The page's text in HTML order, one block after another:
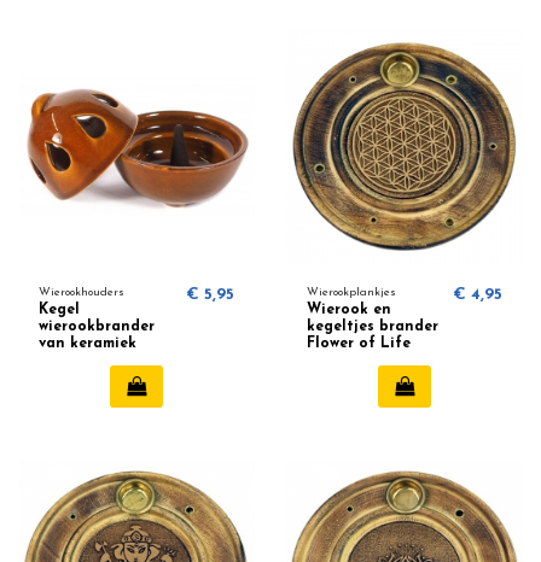
Wierookhouders
Kegel
wierookbrander
van keramiek
€ 5,95 Wierookplankjes
Wierook en
kegeltjes brander
Flower of Life
€ 4,95